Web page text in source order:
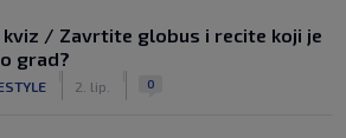
kviz / Zavrtite globus i recite koji je
grad?
2. lip. 0